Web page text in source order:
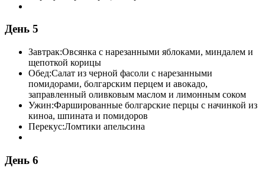
День 5
Завтрак:Овсянка с нарезанными яблоками, миндалем и
щепоткой корицы
Обед:Салат из черной фасоли с нарезанными
помидорами, болгарским перцем и авокадо,
заправленный оливковым маслом и лимонным соком
Ужин:Фаршированные болгарские перцы с начинкой из
киноа, шпината и помидоров
Перекус:Ломтики апельсина
День 6